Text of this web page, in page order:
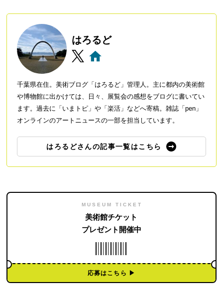
はろるど
千葉県在住。美術ブログ「はろるど」管理人。主に都内の美術館
や博物館に出かけては、日々、展覧会の感想をブログに書いてい
ます。過去に「いまトピ」や「楽活」などへ寄稿。雑誌「pen」
オンラインのアートニュースの一部を担当しています。
はろるどさんの記事一覧はこちら
MUSEUM TICKET
美術館チケット
プレゼント開催中
応募はこちら ▶︎